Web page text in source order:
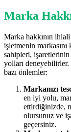
Marka
Marka hakkının
işletmenin
sahipleri, işaretlerinin
yolları deneyebilirler.
bazı önlemler:
Markanızı
en iyi yolu,
ettirdiğinizde,
olursunuz ve
geçersiniz.